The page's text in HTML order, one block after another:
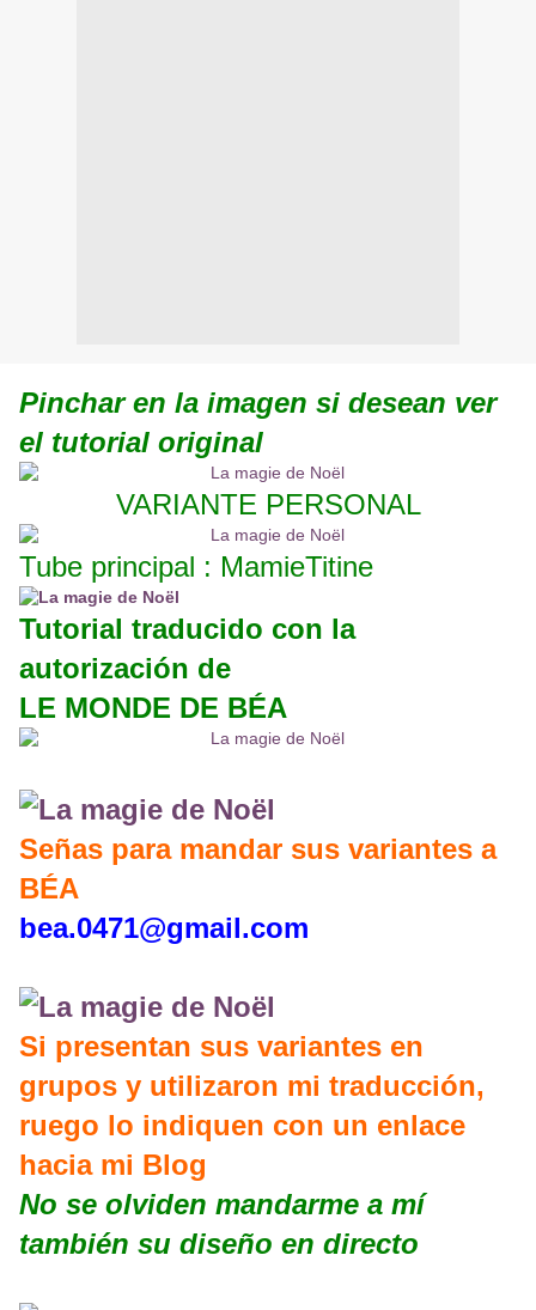
Pinchar en la imagen si desean ver
el tutorial original
VARIANTE PERSONAL
Tube principal : MamieTitine
Tutorial traducido con la
autorización de
LE MONDE DE BÉA
Señas para mandar sus variantes a
BÉA
bea.0471@gmail.com
Si presentan sus variantes en
grupos y utilizaron mi traducción,
ruego lo indiquen con un enlace
hacia mi Blog
No se olviden mandarme a mí
también su diseño en directo